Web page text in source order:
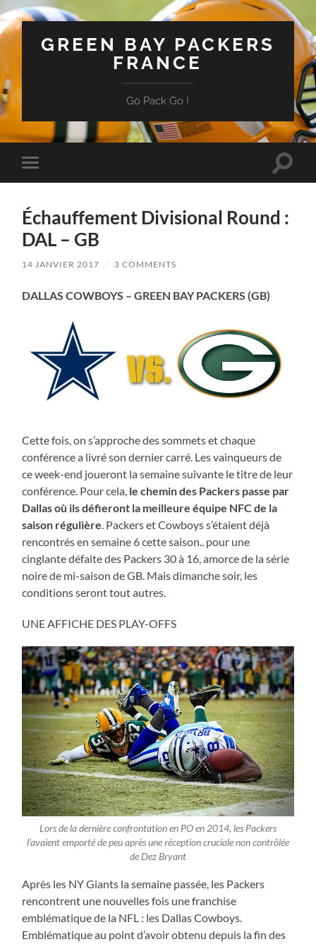
GREEN BAY PACKERS
FRANCE
Go Pack Go !
Toggle
mobile
Toggle
Échauffement Divisional Round :
DAL – GB
14 JANVIER 2017 / 3 COMMENTS
DALLAS COWBOYS – GREEN BAY PACKERS (GB)
Cette fois, on s’approche des sommets et chaque
conférence a livré son dernier carré. Les vainqueurs de
ce week-end joueront la semaine suivante le titre de leur
conférence. Pour cela, le chemin des Packers passe par
Dallas où ils défieront la meilleure équipe NFC de la
saison régulière. Packers et Cowboys s’étaient déjà
rencontrés en semaine 6 cette saison.. pour une
cinglante défaite des Packers 30 à 16, amorce de la série
noire de mi-saison de GB. Mais dimanche soir, les
conditions seront tout autres.
UNE AFFICHE DES PLAY-OFFS
Lors de la dernière confrontation en PO en 2014, les Packers
l’avaient emporté de peu après une réception cruciale non contrôlée
de Dez Bryant
Après les NY Giants la semaine passée, les Packers
rencontrent une nouvelles fois une franchise
emblématique de la NFL : les Dallas Cowboys.
Emblématique au point d’avoir obtenu depuis la fin des